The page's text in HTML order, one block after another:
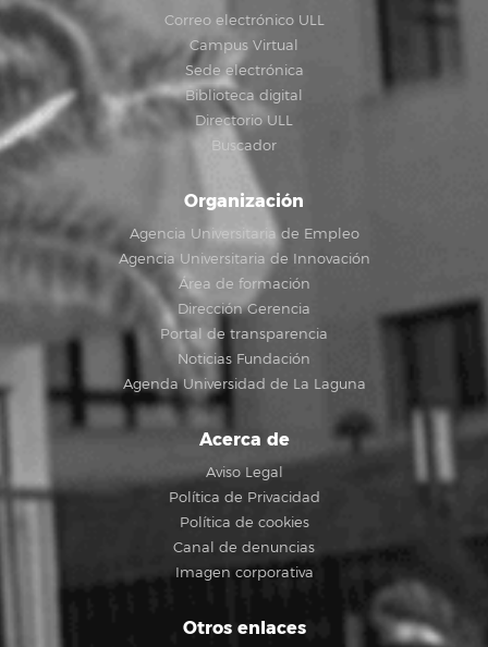
Correo electrónico ULL
Campus Virtual
Sede electrónica
Biblioteca digital
Directorio ULL
Buscador
Organización
Agencia Universitaria de Empleo
Agencia Universitaria de Innovación
Área de formación
Dirección Gerencia
Portal de transparencia
Noticias Fundación
Agenda Universidad de La Laguna
Acerca de
Aviso Legal
Política de Privacidad
Política de cookies
Canal de denuncias
Imagen corporativa
Otros enlaces